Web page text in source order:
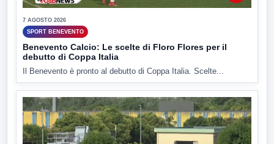
7 AGOSTO 2026
SPORT BENEVENTO
Benevento Calcio: Le scelte di Floro Flores per il
debutto di Coppa Italia
Il Benevento è pronto al debutto di Coppa Italia. Scelte...